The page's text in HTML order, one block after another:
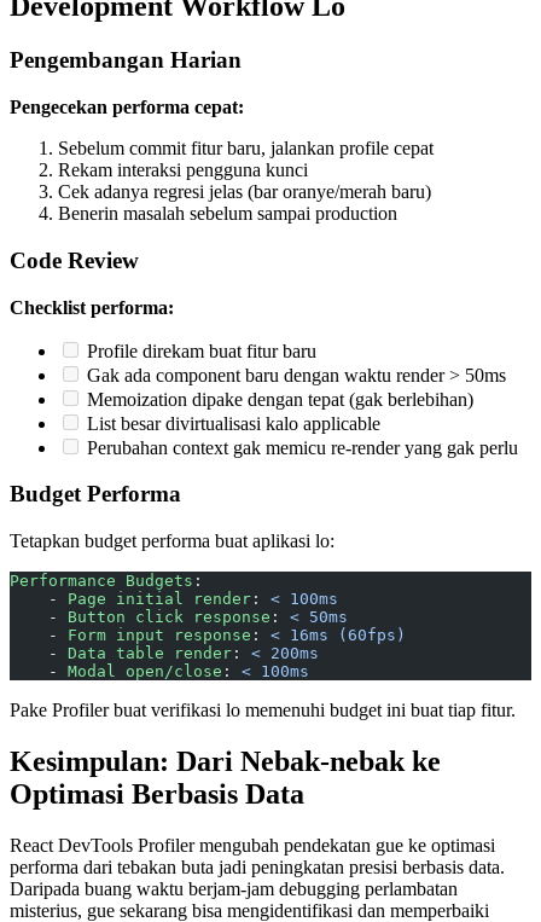
Development Workflow Lo
Pengembangan Harian
Pengecekan performa cepat:
Sebelum commit fitur baru, jalankan profile cepat
Rekam interaksi pengguna kunci
Cek adanya regresi jelas (bar oranye/merah baru)
Benerin masalah sebelum sampai production
Code Review
Checklist performa:
Profile direkam buat fitur baru
Gak ada component baru dengan waktu render > 50ms
Memoization dipake dengan tepat (gak berlebihan)
List besar divirtualisasi kalo applicable
Perubahan context gak memicu re-render yang gak perlu
Budget Performa
Tetapkan budget performa buat aplikasi lo:
Performance Budgets :
    -
Page initial render : < 100ms
    -
Button click response : < 50ms
    -
Form input response : < 16ms (60fps)
    -
Data table render : < 200ms
    -
Modal open/close : < 100ms
Pake Profiler buat verifikasi lo memenuhi budget ini buat tiap fitur.
Kesimpulan: Dari Nebak-nebak ke
Optimasi Berbasis Data
React DevTools Profiler mengubah pendekatan gue ke optimasi
performa dari tebakan buta jadi peningkatan presisi berbasis data.
Daripada buang waktu berjam-jam debugging perlambatan
misterius, gue sekarang bisa mengidentifikasi dan memperbaiki